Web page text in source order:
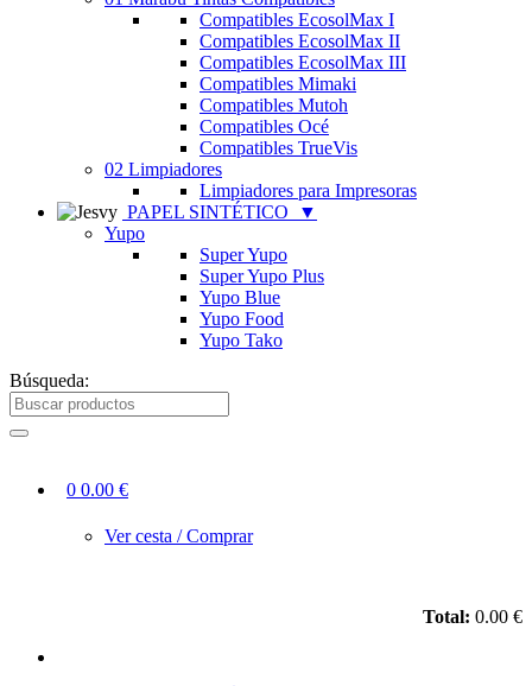
Compatibles EcosolMax I
Compatibles EcosolMax II
Compatibles EcosolMax III
Compatibles Mimaki
Compatibles Mutoh
Compatibles Océ
Compatibles TrueVis
02 Limpiadores
Limpiadores para Impresoras
PAPEL SINTÉTICO
▼
Yupo
Super Yupo
Super Yupo Plus
Yupo Blue
Yupo Food
Yupo Tako
Búsqueda:
0 0.00 €
Ver cesta / Comprar
Total: 0.00 €